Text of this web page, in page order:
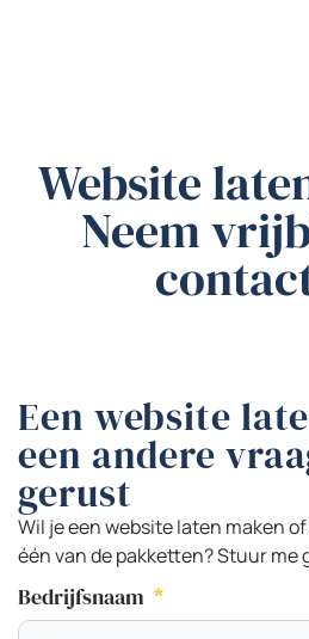
Website
Neem
Een website
een andere
gerust
Wil je een website laten maken
één van de pakketten? Stuur me
Bedrijfsnaam